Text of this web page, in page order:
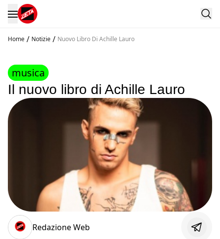
Home / Notizie / Nuovo Libro Di Achille Lauro
musica
Il nuovo libro di Achille Lauro
Redazione Web